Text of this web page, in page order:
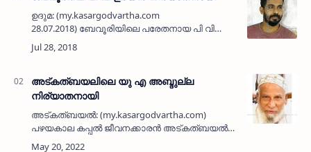
ഉദുമ: (my.kasargodvartha.com
28.07.2018) ബേവൂരിയിലെ പരേതനായ പി വി
കരിയന്റെ മകന്‍ പി വി ഉദയന്‍ (38)
നിര്യാതനായി. അലൂമിനിയം ഫാബ്രിക്കേഷന്‍
അട്കത്ബയലിലെ യു എ അബ്ദുല്ല
നിര്യാതനായി
അട്കത്ബയൽ: (my.kasargodvartha.com)
പഴയകാല കപ്പൽ ജീവനക്കാരൻ അട്കത്ബയൽ
ഗുഡ്ഡെ ടെംപിൾ റോഡിലെ യു എ അബ്ദുല്ല (80)